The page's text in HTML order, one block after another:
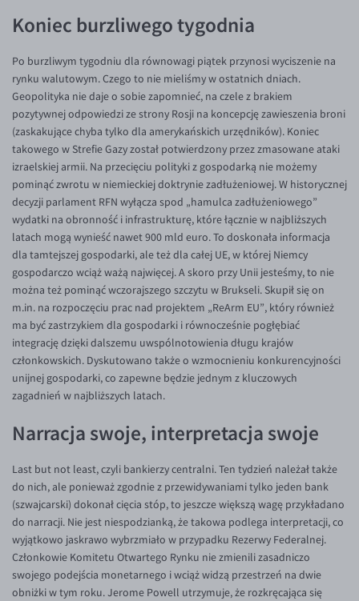
BGN/PLN
CAD/PLN
CNY/PLN
HKD/PLN
HUF/PLN
ILS/PLN
JPY/PLN
NZD/PLN
RON/PLN
SGD/PLN
TRY/PLN
ZAR/PLN
EUR/USD
EUR/CHF
EUR/DKK
EUR/NOK
EUR/SEK
EUR/AUD
EUR/BGN
Pomoc
Pomoc
FAQ
Konto i opłaty
Wymiana walut
Banki i przelewy
Przelewy zagraniczne
Słowniczek
Kontakt
Dla mediów
PL
Koniec burzliwego tygodnia
Po burzliwym tygodniu dla równowagi piątek przynosi wyciszenie na
rynku walutowym. Czego to nie mieliśmy w ostatnich dniach.
Geopolityka nie daje o sobie zapomnieć, na czele z brakiem
pozytywnej odpowiedzi ze strony Rosji na koncepcję zawieszenia broni
(zaskakujące chyba tylko dla amerykańskich urzędników). Koniec
takowego w Strefie Gazy został potwierdzony przez zmasowane ataki
izraelskiej armii. Na przecięciu polityki z gospodarką nie możemy
pominąć zwrotu w niemieckiej doktrynie zadłużeniowej. W historycznej
decyzji parlament RFN wyłącza spod „hamulca zadłużeniowego”
wydatki na obronność i infrastrukturę, które łącznie w najbliższych
latach mogą wynieść nawet 900 mld euro. To doskonała informacja
dla tamtejszej gospodarki, ale też dla całej UE, w której Niemcy
gospodarczo wciąż ważą najwięcej. A skoro przy Unii jesteśmy, to nie
można też pominąć wczorajszego szczytu w Brukseli. Skupił się on
m.in. na rozpoczęciu prac nad projektem „ReArm EU”, który również
ma być zastrzykiem dla gospodarki i równocześnie pogłębiać
integrację dzięki dalszemu uwspólnotowienia długu krajów
członkowskich. Dyskutowano także o wzmocnieniu konkurencyjności
unijnej gospodarki, co zapewne będzie jednym z kluczowych
zagadnień w najbliższych latach.
Narracja swoje, interpretacja swoje
Last but not least, czyli bankierzy centralni. Ten tydzień należał także
do nich, ale ponieważ zgodnie z przewidywaniami tylko jeden bank
(szwajcarski) dokonał cięcia stóp, to jeszcze większą wagę przykładano
do narracji. Nie jest niespodzianką, że takowa podlega interpretacji, co
wyjątkowo jaskrawo wybrzmiało w przypadku Rezerwy Federalnej.
Członkowie Komitetu Otwartego Rynku nie zmienili zasadniczo
swojego podejścia monetarnego i wciąż widzą przestrzeń na dwie
obniżki w tym roku. Jerome Powell utrzymuje, że rozkręcająca się